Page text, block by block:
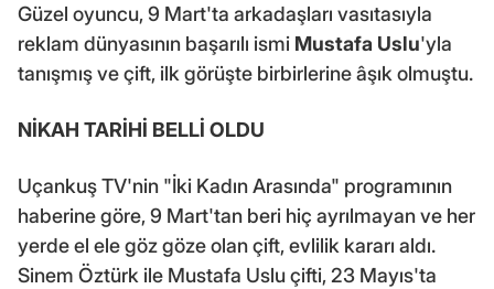
Güzel oyuncu, 9 Mart'ta arkadaşları vasıtasıyla
reklam dünyasının başarılı ismi Mustafa Uslu'yla
tanışmış ve çift, ilk görüşte birbirlerine âşık olmuştu.
NİKAH TARİHİ BELLİ OLDU
Uçankuş TV'nin "İki Kadın Arasında" programının
haberine göre, 9 Mart'tan beri hiç ayrılmayan ve her
yerde el ele göz göze olan çift, evlilik kararı aldı.
Sinem Öztürk ile Mustafa Uslu çifti, 23 Mayıs'ta